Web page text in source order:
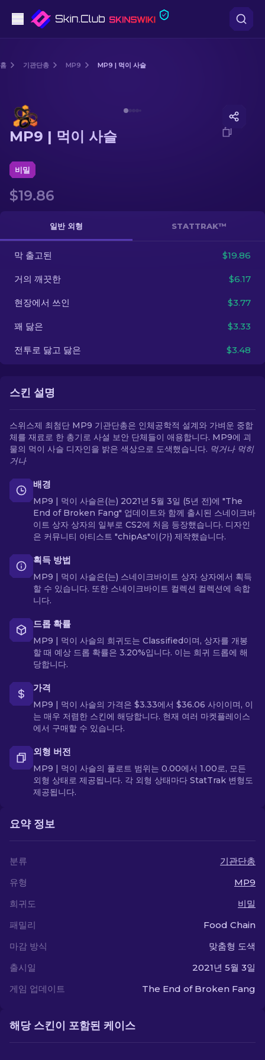
저격소총
장갑
케이스
기타
홈 기관단총 MP9 MP9 | 먹이 사슬
MP9 | 먹이 사슬
비밀
$19.86
일반 외형 STATTRAK™
막 출고된 $19.86
거의 깨끗한 $6.17
현장에서 쓰인 $3.77
꽤 닳은 $3.33
전투로 닳고 닳은 $3.48
스킨 설명
스위스제 최첨단 MP9 기관단총은 인체공학적 설계와 가벼운 중합
체를 재료로 한 총기로 사설 보안 단체들이 애용합니다. MP9에 괴
물의 먹이 사슬 디자인을 밝은 색상으로 도색했습니다. 먹거나 먹히
거나
배경
MP9 | 먹이 사슬은(는) 2021년 5월 3일 (5년 전)에 "The
End of Broken Fang" 업데이트와 함께 출시된 스네이크바
이트 상자 상자의 일부로 CS2에 처음 등장했습니다. 디자인
은 커뮤니티 아티스트 "chipAs"이(가) 제작했습니다.
획득 방법
MP9 | 먹이 사슬은(는) 스네이크바이트 상자 상자에서 획득
할 수 있습니다. 또한 스네이크바이트 컬렉션 컬렉션에 속합
니다.
드롭 확률
MP9 | 먹이 사슬의 희귀도는 Classified이며, 상자를 개봉
할 때 예상 드롭 확률은 3.20%입니다. 이는 희귀 드롭에 해
당합니다.
가격
MP9 | 먹이 사슬의 가격은 $3.33에서 $36.06 사이이며, 이
는 매우 저렴한 스킨에 해당합니다. 현재 여러 마켓플레이스
에서 구매할 수 있습니다.
외형 버전
MP9 | 먹이 사슬의 플로트 범위는 0.00에서 1.00로, 모든
외형 상태로 제공됩니다. 각 외형 상태마다 StatTrak 변형도
제공됩니다.
요약 정보
분류
기관단총
유형
MP9
희귀도
비밀
패밀리
Food Chain
마감 방식
맞춤형 도색
출시일
2021년 5월 3일
게임 업데이트
The End of Broken Fang
해당 스킨이 포함된 케이스